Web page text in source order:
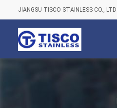
JIANGSU TISCO STAINLESS CO., LTD